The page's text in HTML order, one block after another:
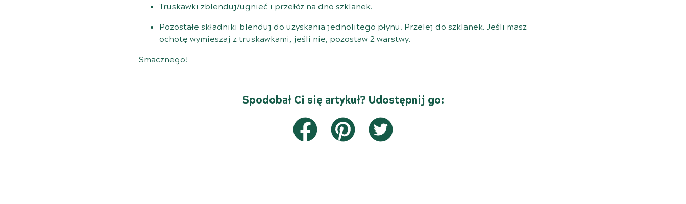
Truskawki zblenduj/ugnieć i przełóż na dno szklanek.
Pozostałe składniki blenduj do uzyskania jednolitego płynu. Przelej do szklanek. Jeśli masz
ochotę wymieszaj z truskawkami, jeśli nie, pozostaw 2 warstwy.
Smacznego!
Spodobał Ci się artykuł? Udostępnij go: